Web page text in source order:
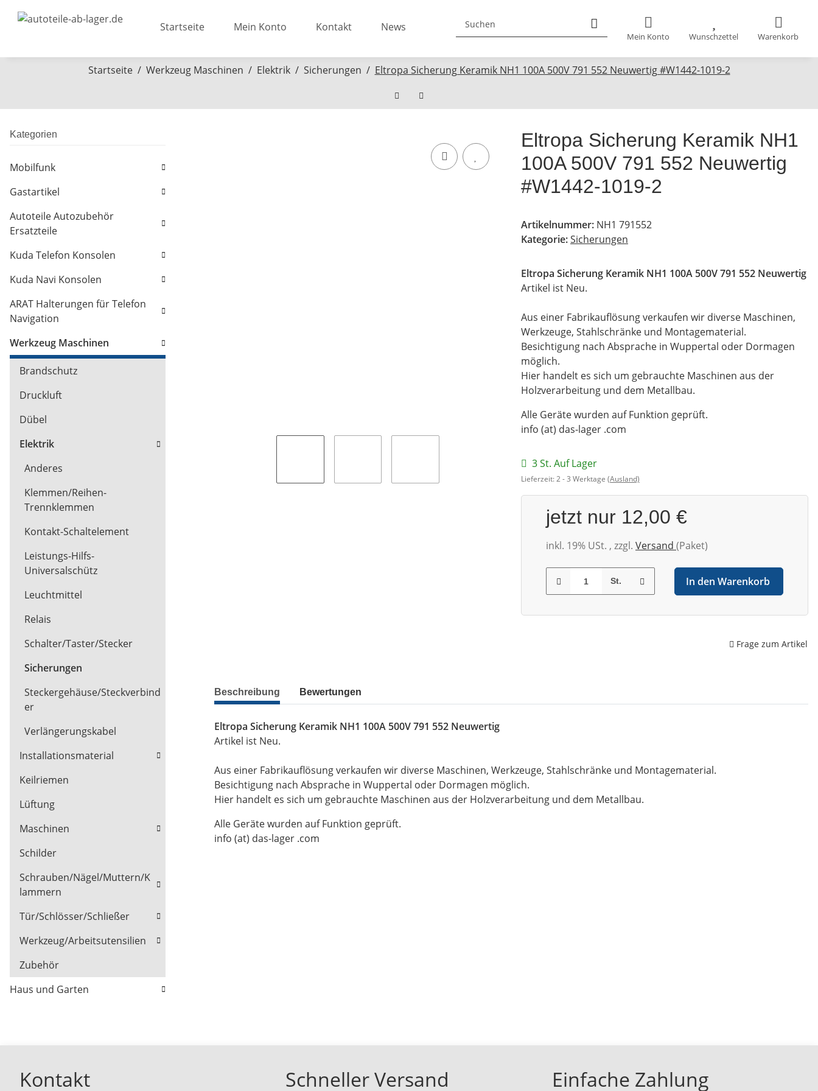
Mein Konto Wunschzettel Warenkorb
Startseite Mein Konto Kontakt News
Startseite Werkzeug Maschinen Elektrik Sicherungen Eltropa Sicherung Keramik NH1 100A 500V 791 552 Neuwertig #W1442-1019-2
Eltropa Sicherung Keramik NH1
100A 500V 791 552 Neuwertig
#W1442-1019-2
Artikelnummer: NH1 791552
Kategorie:Sicherungen
Eltropa Sicherung Keramik NH1 100A 500V 791 552 Neuwertig
Artikel ist Neu.
Aus einer Fabrikauflösung verkaufen wir diverse Maschinen,
Werkzeuge, Stahlschränke und Montagematerial.
Besichtigung nach Absprache in Wuppertal oder Dormagen
möglich.
Hier handelt es sich um gebrauchte Maschinen aus der
Holzverarbeitung und dem Metallbau.
Alle Geräte wurden auf Funktion geprüft.
info (at) das-lager .com
3 St. Auf Lager
Lieferzeit:2 - 3 Werktage (Ausland)
jetzt nur 12,00 €
inkl. 19% USt. , zzgl. Versand (Paket)
St. In den Warenkorb
Frage zum Artikel
Beschreibung Bewertungen
Eltropa Sicherung Keramik NH1 100A 500V 791 552 Neuwertig
Artikel ist Neu.
Aus einer Fabrikauflösung verkaufen wir diverse Maschinen, Werkzeuge, Stahlschränke und Montagematerial.
Besichtigung nach Absprache in Wuppertal oder Dormagen möglich.
Hier handelt es sich um gebrauchte Maschinen aus der Holzverarbeitung und dem Metallbau.
Alle Geräte wurden auf Funktion geprüft.
info (at) das-lager .com
Kategorien
Mobilfunk
Gastartikel
Autoteile Autozubehör
Ersatzteile
Kuda Telefon Konsolen
Kuda Navi Konsolen
ARAT Halterungen für Telefon
Navigation
Werkzeug Maschinen
Brandschutz
Druckluft
Dübel
Elektrik
Anderes
Klemmen/Reihen-
Trennklemmen
Kontakt-Schaltelement
Leistungs-Hilfs-
Universalschütz
Leuchtmittel
Relais
Schalter/Taster/Stecker
Sicherungen
Steckergehäuse/Steckverbind
er
Verlängerungskabel
Installationsmaterial
Keilriemen
Lüftung
Maschinen
Schilder
Schrauben/Nägel/Muttern/K
lammern
Tür/Schlösser/Schließer
Werkzeug/Arbeitsutensilien
Zubehör
Haus und Garten
Kontakt Schneller Versand Einfache Zahlung